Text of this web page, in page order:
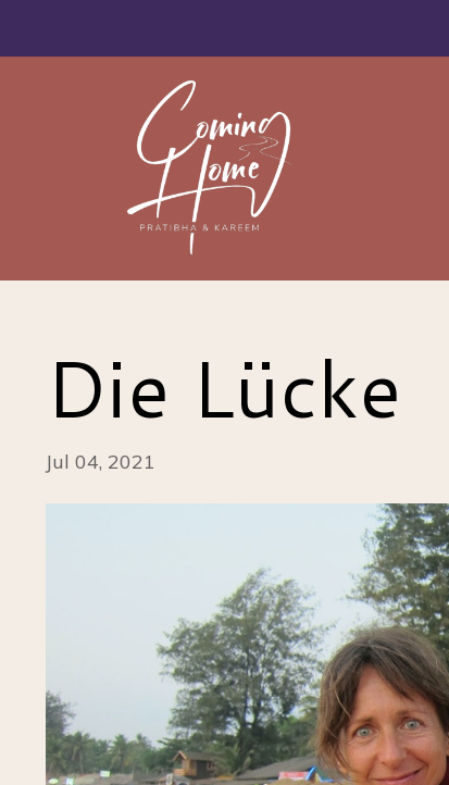
Die Lücke
Jul 04, 2021